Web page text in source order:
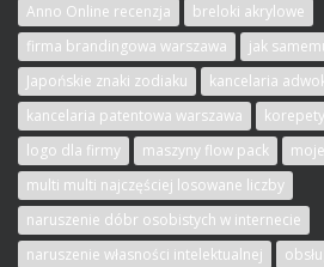
Anno Online recenzja
breloki akrylowe
firma brandingowa warszawa
jak
Japońskie znaki zodiaku
kancelaria
kancelaria patentowa warszawa
logo dla firmy
maszyny flow pack
multi multi najczęściej losowane liczby
naruszenie dóbr osobistych w internecie
naruszenie własności intelektualnej